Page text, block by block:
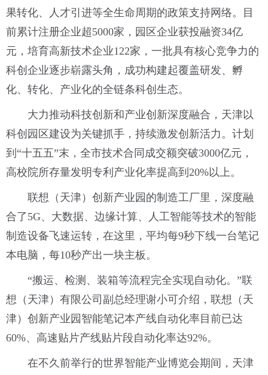
果转化、人才引进等全生命周期的政策支持网络。目
前累计注册企业超5000家，园区企业获投融资34亿
元，培育高新技术企业122家，一批具有核心竞争力的
科创企业逐步崭露头角，成功构建起覆盖研发、孵
化、转化、产业化的全链条科创生态。
大力推动科技创新和产业创新深度融合，天津以
科创园区建设为关键抓手，持续激发创新活力。计划
到“十五五”末，全市技术合同成交额突破3000亿元，
高校院所存量发明专利产业化率提高到20%以上。
联想（天津）创新产业园的制造工厂里，深度融
合了5G、大数据、边缘计算、人工智能等技术的智能
制造设备飞速运转，在这里，平均每9秒下线一台笔记
本电脑，每10秒产出一块主板。
“搬运、检测、装箱等流程完全实现自动化。”联
想（天津）有限公司副总经理谢小可介绍，联想（天
津）创新产业园智能笔记本产线自动化率目前已达
60%、高速贴片产线贴片段自动化率达92%。
在不久前举行的世界智能产业博览会期间，天津